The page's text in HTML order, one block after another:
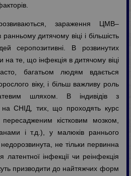
зараження ЦМВ–
дитячому віці і більшість
серопозитивні. В розвинутих
на те, що інфекція в дитячому віці
багатьом людям вдається
віку, і більш важливу роль
шляхом. В індивідів з
на СНІД, тих, що проходять курс
пересадженим кістковим мозком,
і т.д.), у малюків раннього
не тільки первинна
латентної інфекції чи реінфекція
призводити до найтяжчих форм